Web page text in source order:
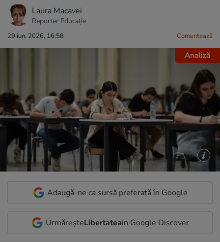
Laura Macavei
Reporter Educație
29 iun. 2026, 16:58 Comentează
Analiză
Adaugă-ne ca sursă preferată în Google
UrmăreșteLibertateain Google Discover